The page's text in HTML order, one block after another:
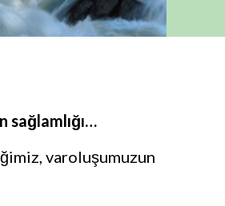
sağlamlığı…
varoluşumuzun